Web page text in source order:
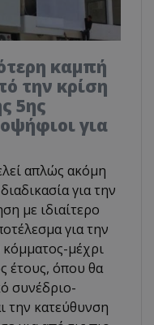
καμπή
την κρίση
5ης
για
απλώς ακόμη
για την
με ιδιαίτερο
για την
μέχρι
έτους, όπου θα
συνέδριο-
την κατεύθυνση